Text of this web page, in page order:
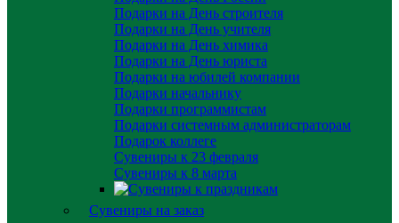
Подарки на День строителя
Подарки на День учителя
Подарки на День химика
Подарки на День юриста
Подарки на юбилей компании
Подарки начальнику
Подарки программистам
Подарки системным администраторам
Подарок коллеге
Сувениры к 23 февраля
Сувениры к 8 марта
Сувениры на заказ